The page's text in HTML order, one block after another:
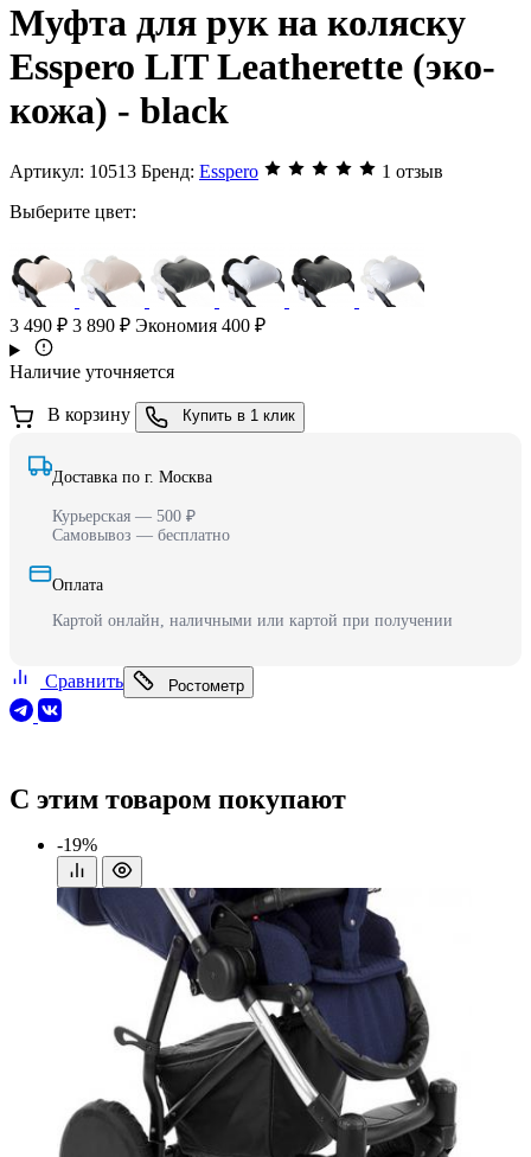
Муфта для рук на коляску
Esspero LIT Leatherette (эко-
кожа) - black
Артикул: 10513 Бренд: Esspero
1 отзыв
Выберите цвет:
3 490 ₽ 3 890 ₽ Экономия 400 ₽
Наличие уточняется
В корзину Купить в 1 клик
Доставка по г. Москва
Курьерская — 500 ₽
Самовывоз — бесплатно
Оплата
Картой онлайн, наличными или картой при получении
Сравнить Ростометр
С этим товаром покупают
-19%